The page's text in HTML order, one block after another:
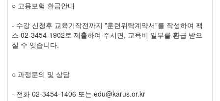
○ 고용보험 환급안내
- 수강 신청후 교육기작전까지 "훈련위탁계약서"를 작성하여 팩
스 02-3454-1902로 제출하여 주시면, 교육비 일부를 환급 받으
실 수 잇습니다.
○ 과정문의 및 상담
- 전화 02-3454-1406 또는 edu@karus.or.kr